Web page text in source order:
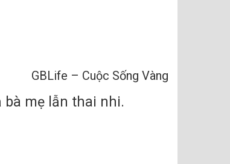
GBLife – Cuộc Sống Vàng
bà mẹ lẫn thai nhi.